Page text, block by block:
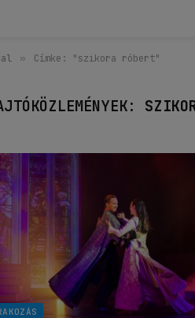
» Címke: "szikora róbert"